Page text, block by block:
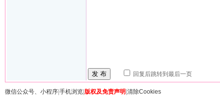
发 布 回复后跳转到最后一页
微信公众号、小程序 手机浏览 版权及免责声明 清除Cookies